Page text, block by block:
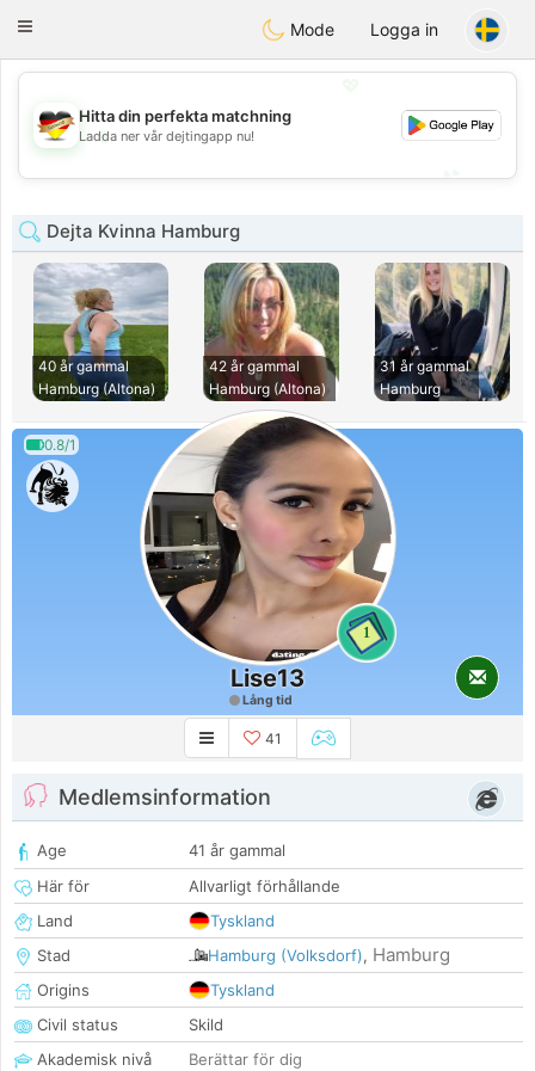
Deutsch Dating
Toggle
Mode Logga in
💖
💕
Hitta din perfekta matchning
Ladda ner vår dejtingapp nu!
Dejta Kvinna Hamburg
40 år gammal
Hamburg (Altona)
42 år gammal
Hamburg (Altona)
31 år gammal
Hamburg
0.8/1
1
Lise13
Lång tid
41
Medlemsinformation
Age
41 år gammal
Här för
Allvarligt förhållande
Land
Tyskland
Stad
Hamburg (Volksdorf), Hamburg
Origins
Tyskland
Civil status
Skild
Akademisk nivå
Berättar för dig